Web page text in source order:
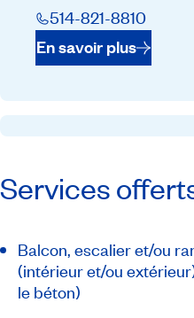
514-821-8810
En savoir plus
Services
Balcon, escalier et/ou
(intérieur et/ou
le béton)